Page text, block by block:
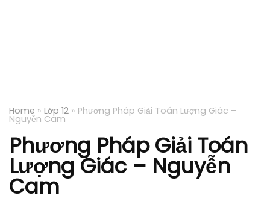
Home » Lớp 12 » Phương Pháp Giải Toán Lượng Giác –
Nguyễn Cam
Phương Pháp Giải Toán
Lượng Giác – Nguyễn
Cam